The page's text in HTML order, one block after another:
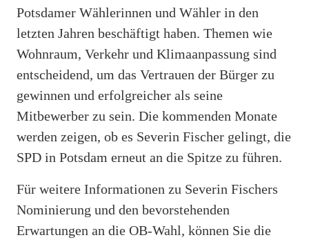
Potsdamer Wählerinnen und Wähler in den
letzten Jahren beschäftigt haben. Themen wie
Wohnraum, Verkehr und Klimaanpassung sind
entscheidend, um das Vertrauen der Bürger zu
gewinnen und erfolgreicher als seine
Mitbewerber zu sein. Die kommenden Monate
werden zeigen, ob es Severin Fischer gelingt, die
SPD in Potsdam erneut an die Spitze zu führen.
Für weitere Informationen zu Severin Fischers
Nominierung und den bevorstehenden
Erwartungen an die OB-Wahl, können Sie die